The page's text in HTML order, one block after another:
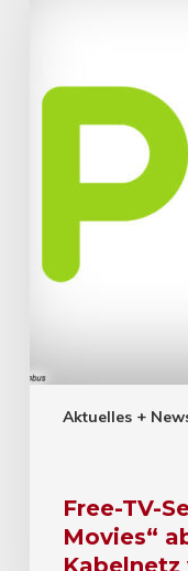
Aktuelles +
Free-TV-
Movies“